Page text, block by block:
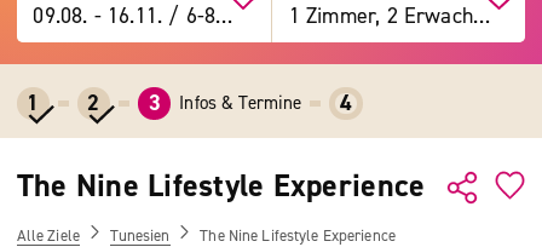
09.08. -16.11. / 6-8 Tage 1 Zimmer, 2 Erwachsene
1 2 3 Infos & Termine 4
The Nine Lifestyle Experience
Alle Ziele Tunesien The Nine Lifestyle Experience